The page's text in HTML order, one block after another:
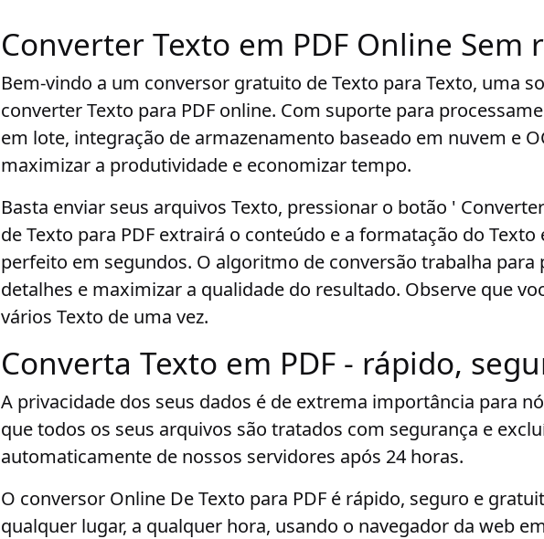
Converter Texto em PDF Online Sem
Bem-vindo a um conversor gratuito de Texto para Texto, uma
converter Texto para PDF online. Com suporte para
em lote, integração de armazenamento baseado em nuvem e
maximizar a produtividade e economizar tempo.
Basta enviar seus arquivos Texto, pressionar o botão '
de Texto para PDF extrairá o conteúdo e a formatação do Texto
perfeito em segundos. O algoritmo de conversão trabalha
detalhes e maximizar a qualidade do resultado. Observe que
vários Texto de uma vez.
Converta Texto em PDF - rápido,
A privacidade dos seus dados é de extrema importância para
que todos os seus arquivos são tratados com segurança e
automaticamente de nossos servidores após 24 horas.
O conversor Online De Texto para PDF é rápido, seguro e
qualquer lugar, a qualquer hora, usando o navegador da web